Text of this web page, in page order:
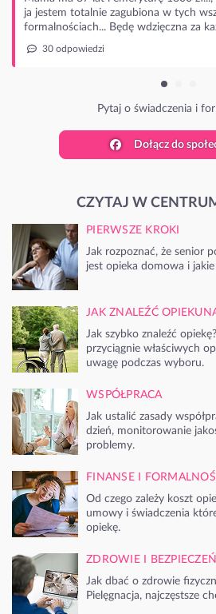
totalnie zagubiona w tych wszystkich
Będę wdzięczna za każdą
Pytaj o świadczenia i formalności.
Dołącz do
CZYTAJ W
PIERWSZE KROKI
Jak rozpoznać, że senior
jest opieka domowa i
JAK ZNALEŹĆ
Jak szybko znaleźć
przyciągnie właściwych
uwagę podczas wyboru.
WSPÓŁPRACA
Jak ustalić zasady
dzień, monitorowanie
problemy.
FINANSE I
Od czego zależy koszt
umowy i świadczenia
opiekę.
ZDROWIE I
Jak dbać o zdrowie
Pielęgnacja, najczęstsze